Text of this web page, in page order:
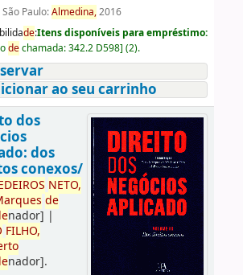
São Paulo:Almedina,2016
de:Itens disponíveis para empréstimo:
dechamada:342.2 D598] (2).
ao seu carrinho
dos
dos
conexos/
DEIROS NETO,
de
nador] |
FILHO,
nador].